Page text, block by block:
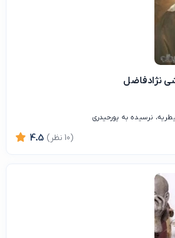
نژادفاضل
نرسیده به پورحیدری
4.5 (10 نظر)